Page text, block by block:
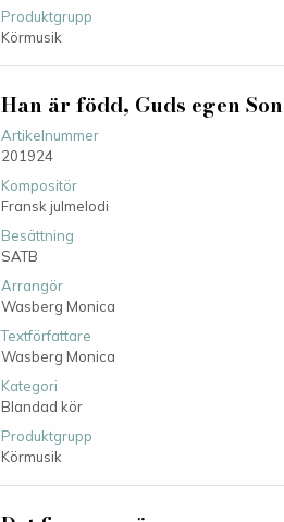
Produktgrupp
Körmusik
Han är född, Guds egen Son
Artikelnummer
201924
Kompositör
Fransk julmelodi
Besättning
SATB
Arrangör
Wasberg Monica
Textförfattare
Wasberg Monica
Kategori
Blandad kör
Produktgrupp
Körmusik